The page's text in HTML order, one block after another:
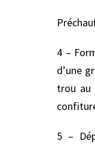
4 –
d’une
trou au
5 –